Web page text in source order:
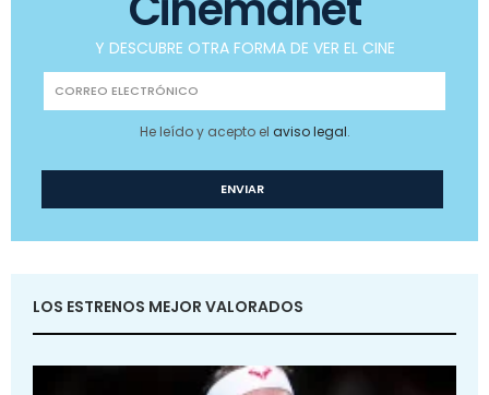
Y DESCUBRE OTRA FORMA DE VER EL CINE
He leído y acepto el aviso legal.
LOS ESTRENOS MEJOR VALORADOS